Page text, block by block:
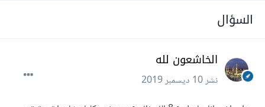
السؤال
الخاشعون لله
نشر10 ديسمبر 2019